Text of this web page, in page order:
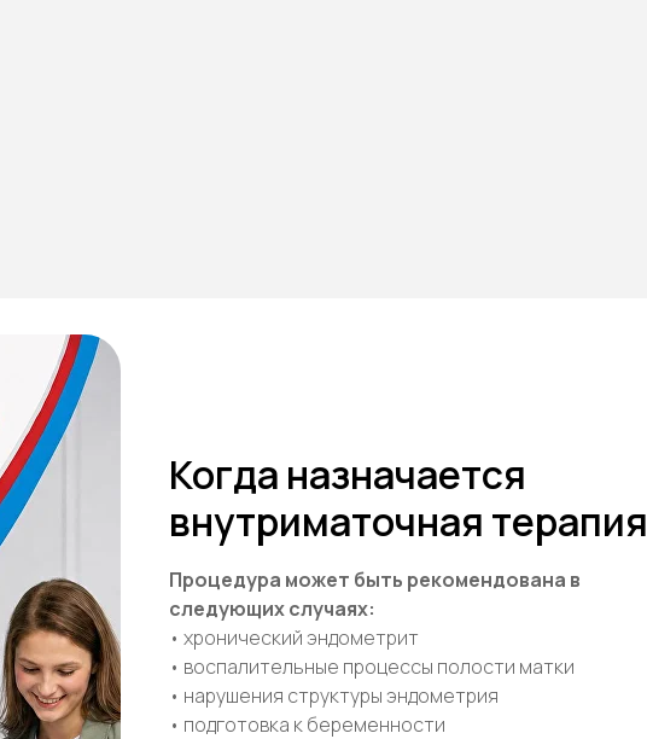
Когда назначается
внутриматочная терапия
Процедура может быть рекомендована в
следующих случаях:
• хронический эндометрит
• воспалительные процессы полости матки
• нарушения структуры эндометрия
• подготовка к беременности